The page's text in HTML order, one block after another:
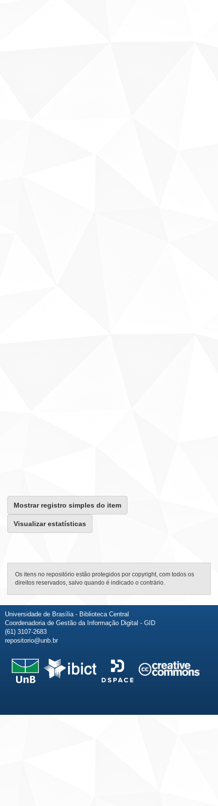
Mostrar registro simples do item
Visualizar estatísticas
Os itens no repositório estão protegidos por copyright, com todos os
direitos reservados, salvo quando é indicado o contrário.
Universidade de Brasília - Biblioteca Central
Coordenadoria de Gestão da Informação Digital - GID
(61) 3107-2683
repositorio@unb.br